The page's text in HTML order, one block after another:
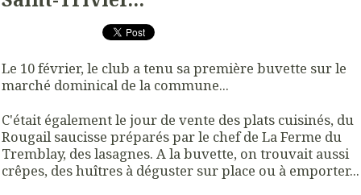
Le 10 février, le club a tenu sa première buvette sur le
marché dominical de la commune...
C'était également le jour de vente des plats cuisinés, du
Rougail saucisse préparés par le chef de La Ferme du
Tremblay, des lasagnes. A la buvette, on trouvait aussi
crêpes, des huîtres à déguster sur place ou à emporter...